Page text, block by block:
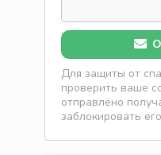
Для защиты от
проверить ваше
отправлено
заблокировать